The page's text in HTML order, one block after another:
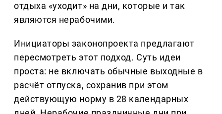
отдыха «уходит» на дни, которые и так
являются нерабочими.
Инициаторы законопроекта предлагают
пересмотреть этот подход. Суть идеи
проста: не включать обычные выходные в
расчёт отпуска, сохранив при этом
действующую норму в 28 календарных